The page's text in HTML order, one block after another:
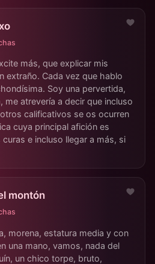
más, que explicar mis
extraño. Cada vez que hablo
Soy una pervertida,
me atrevería a decir que incluso
calificativos se os ocurren
cuya principal afición es
e incluso llegar a más, si
montón
morena, estatura media y con
una mano, vamos, nada del
un chico torpe, bruto,